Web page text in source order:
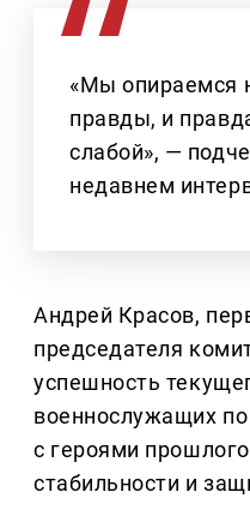
«Мы опираемся
правды, и
слабой», —
недавнем
Андрей Красов,
председателя
успешность
военнослужащих по
с героями
стабильности и